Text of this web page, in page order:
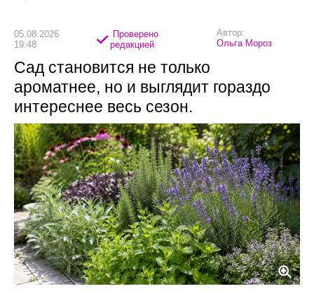
05.08.2026
19:48
Проверено
редакцией
Автор:
Ольга Мороз
Сад становится не только
ароматнее, но и выглядит гораздо
интереснее весь сезон.